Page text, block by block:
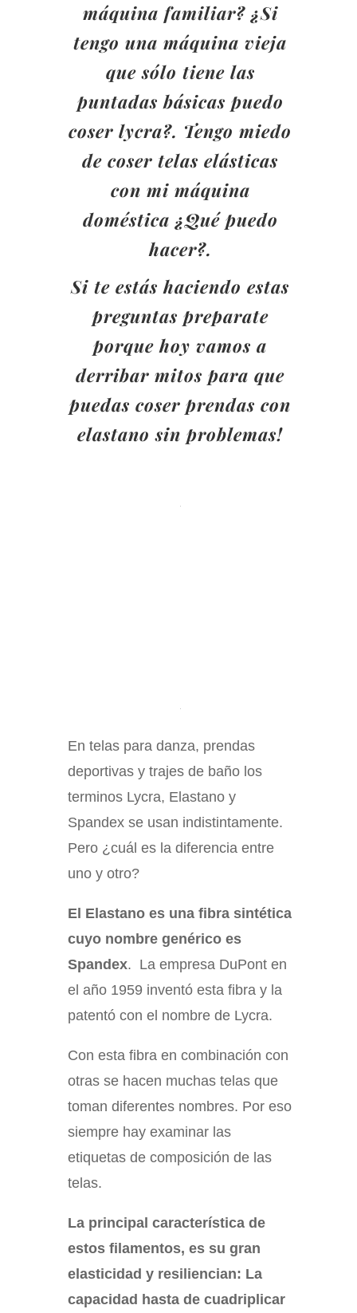
máquina familiar? ¿Si
tengo una máquina vieja
que sólo tiene las
puntadas básicas puedo
coser lycra?. Tengo miedo
de coser telas elásticas
con mi máquina
doméstica ¿Qué puedo
hacer?.
Si te estás haciendo estas
preguntas preparate
porque hoy vamos a
derribar mitos para que
puedas coser prendas con
elastano sin problemas!
En telas para danza, prendas
deportivas y trajes de baño los
terminos Lycra, Elastano y
Spandex se usan indistintamente.
Pero ¿cuál es la diferencia entre
uno y otro?
El Elastano es una fibra sintética
cuyo nombre genérico es
Spandex. La empresa DuPont en
el año 1959 inventó esta fibra y la
patentó con el nombre de Lycra.
Con esta fibra en combinación con
otras se hacen muchas telas que
toman diferentes nombres. Por eso
siempre hay examinar las
etiquetas de composición de las
telas.
La principal característica de
estos filamentos, es su gran
elasticidad y resiliencian: La
capacidad hasta de cuadriplicar